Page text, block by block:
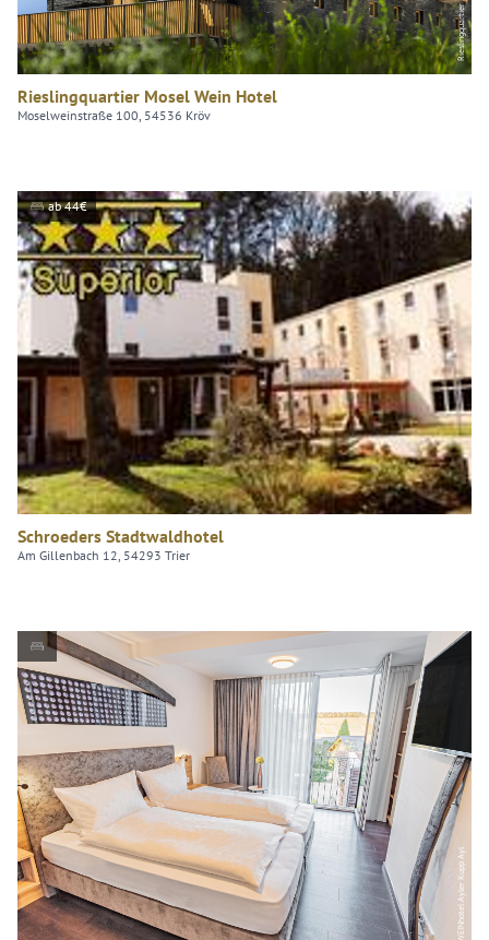
Rieslingquartier
Rieslingquartier Mosel Wein Hotel
Moselweinstraße 100, 54536 Kröv
ab 44€
Schroeders Stadtwaldhotel
Am Gillenbach 12, 54293 Trier
WEINhotel Ayler Kupp Ayl